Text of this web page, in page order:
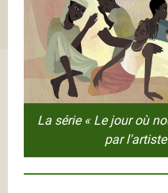
La série « Le jour où
par